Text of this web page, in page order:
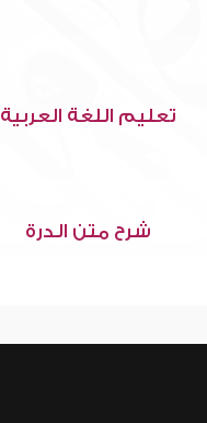
تعليم اللغة العربية
شرح متن الدرة